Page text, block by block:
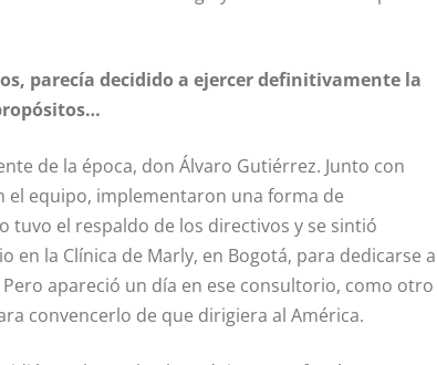
parecía decidido a ejercer definitivamente la
de la época, don Álvaro Gutiérrez. Junto con
el equipo, implementaron una forma de
el respaldo de los directivos y se sintió
la Clínica de Marly, en Bogotá, para dedicarse a
apareció un día en ese consultorio, como otro
convencerlo de que dirigiera al América.